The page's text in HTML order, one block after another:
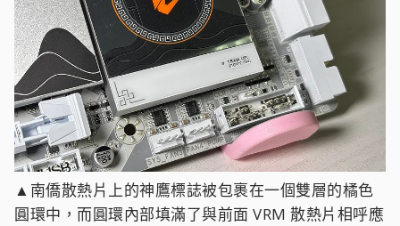
▲南僑散熱片上的神鷹標誌被包裹在一個雙層的橘色
圓環中，而圓環內部填滿了與前面 VRM 散熱片相呼應